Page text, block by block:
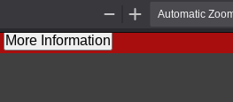
Out
More Information